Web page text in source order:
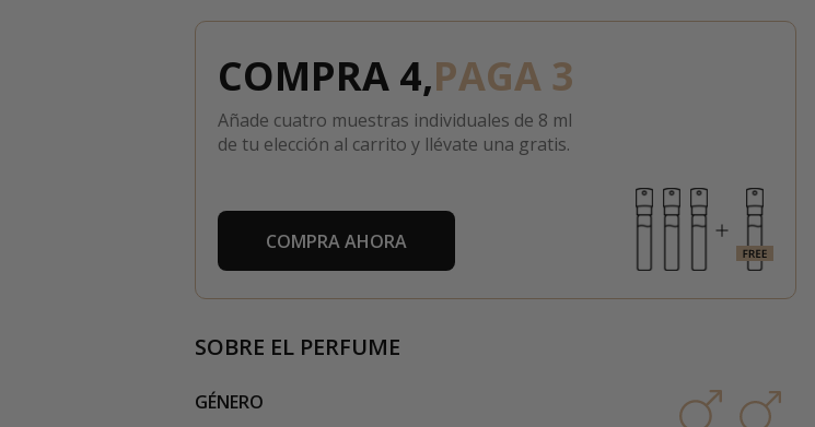
COMPRA 4,PAGA 3
Añade cuatro muestras individuales de 8 ml
de tu elección al carrito y llévate una gratis.
COMPRA AHORA
SOBRE EL PERFUME
GÉNERO